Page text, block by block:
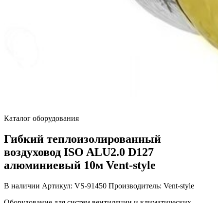
Каталог оборудования
Гибкий теплоизолированный
воздуховод ISO ALU2.0 D127
алюминиевый 10м Vent-style
В наличии Артикул: VS-91450 Производитель: Vent-style